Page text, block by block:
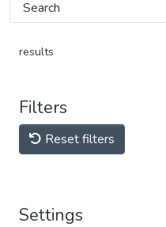
results
Filters
Reset filters
Settings